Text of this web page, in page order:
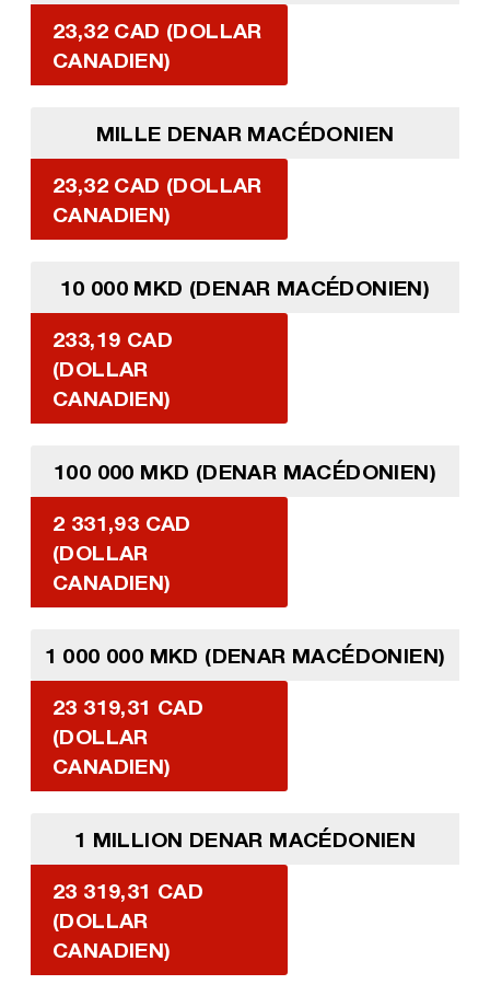
23,32 CAD (DOLLAR
CANADIEN)
MILLE DENAR MACÉDONIEN
23,32 CAD (DOLLAR
CANADIEN)
10 000 MKD (DENAR MACÉDONIEN)
233,19 CAD
(DOLLAR
CANADIEN)
100 000 MKD (DENAR MACÉDONIEN)
2 331,93 CAD
(DOLLAR
CANADIEN)
1 000 000 MKD (DENAR MACÉDONIEN)
23 319,31 CAD
(DOLLAR
CANADIEN)
1 MILLION DENAR MACÉDONIEN
23 319,31 CAD
(DOLLAR
CANADIEN)